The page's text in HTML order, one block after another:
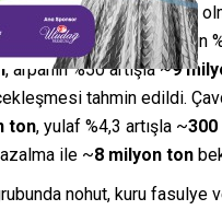
yaklaşık41,6 milyon ton
buğday üretiminin
, arpanın %50 artışla ~9
tahmin edildi.
ton, yulaf %4,3 artışla ~
azalma ile ~8 milyon ton
nohut, kuru fasulye